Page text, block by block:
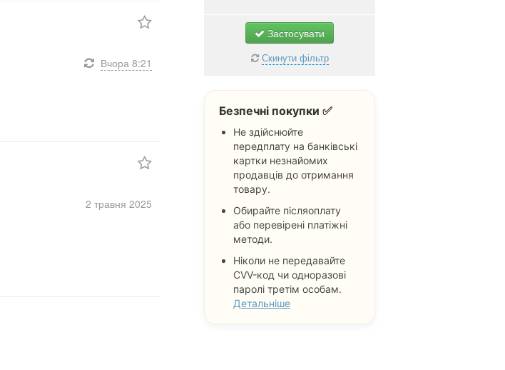
Вчора 8:21
2 травня 2025
Подольський
Святошинський
Не важливо
Застосувати
Скинути фільтр
Безпечні покупки ✅
Не здійснюйте
передплату на банківські
картки незнайомих
продавців до отримання
товару.
Обирайте післяоплату
або перевірені платіжні
методи.
Ніколи не передавайте
CVV-код чи одноразові
паролі третім особам.
Детальніше